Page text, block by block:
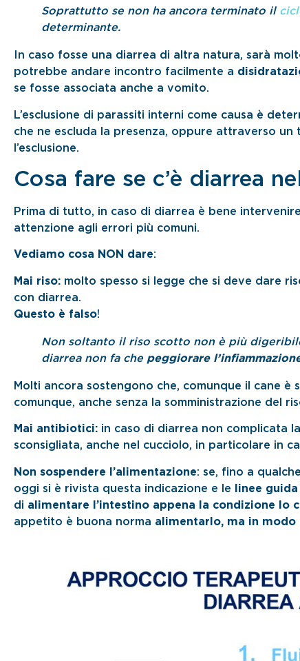
Soprattutto se non ha ancora terminato il
determinante.
In caso fosse una diarrea di altra natura, sarà
potrebbe andare incontro facilmente a
se fosse associata anche a vomito.
L’esclusione di parassiti interni come causa è
che ne escluda la presenza, oppure attraverso
l’esclusione.
Cosa fare se c’è diarrea
Prima di tutto, in caso di diarrea è bene
attenzione agli errori più comuni.
Vediamo cosa NON dare:
Mai riso: molto spesso si legge che si deve dare
con diarrea.
Questo è falso!
Non soltanto il riso scotto non è più
diarrea non fa chepeggiorare
Molti ancora sostengono che, comunque il cane
comunque, anche senza la somministrazione del
Mai antibiotici: in caso di diarrea non complicata
sconsigliata, anche nel cucciolo, in particolare in
Non sospendere l’alimentazione: se, fino a
oggi si è rivista questa indicazione e le
linee
di alimentare l’intestino appena la condizione lo
appetito è buona norma alimentarlo, ma in